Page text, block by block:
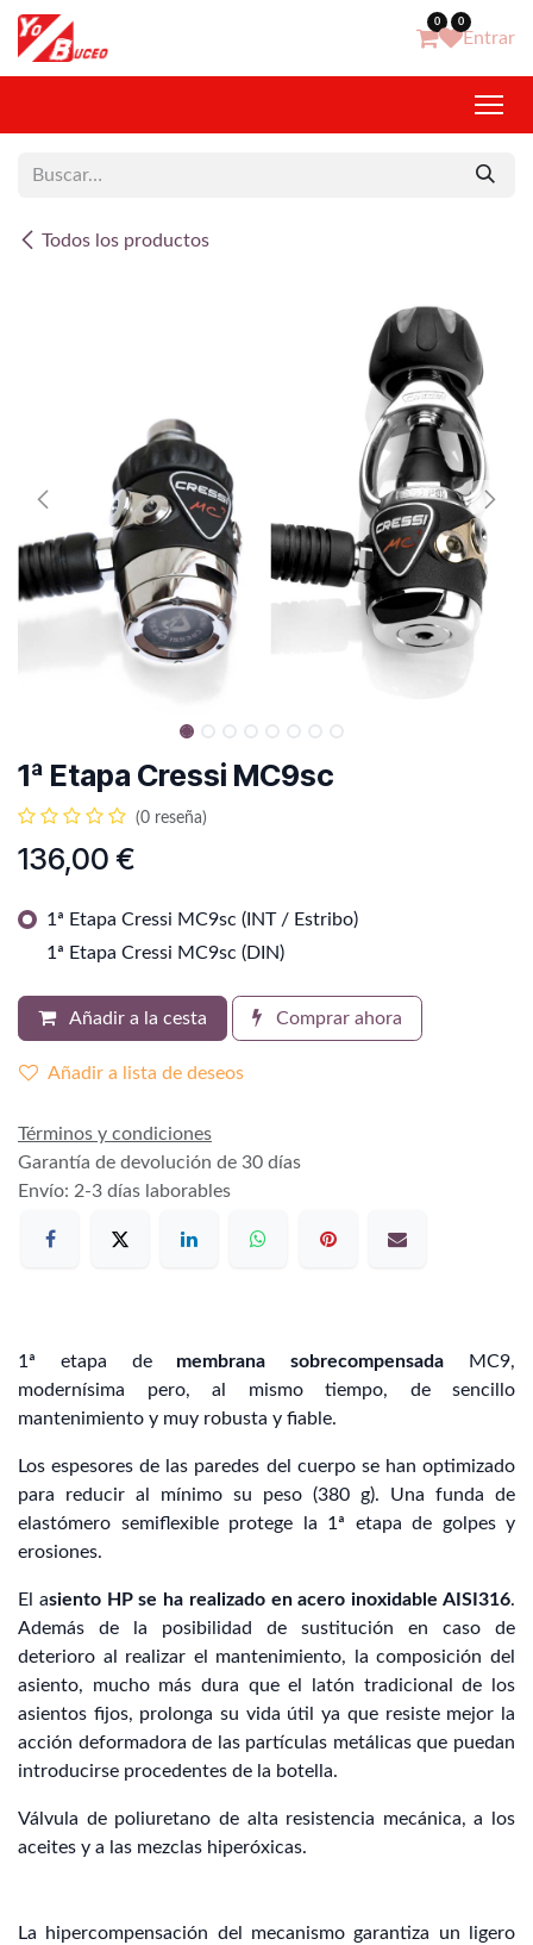
Ir al contenido 0 0
Entrar
Todos los productos
1ª Etapa Cressi MC9sc
(0 reseña)
136,00 €
1ª Etapa Cressi MC9sc (INT / Estribo)
1ª Etapa Cressi MC9sc (DIN)
Añadir a la cesta Comprar ahora
Añadir a lista de deseos
Términos y condiciones
Garantía de devolución de 30 días
Envío: 2-3 días laborables
1ª etapa de membrana sobrecompensada MC9,
modernísima pero, al mismo tiempo, de sencillo
mantenimiento y muy robusta y fiable.
Los espesores de las paredes del cuerpo se han optimizado
para reducir al mínimo su peso (380 g). Una funda de
elastómero semiflexible protege la 1ª etapa de golpes y
erosiones.
El asiento HP se ha realizado en acero inoxidable AISI316.
Además de la posibilidad de sustitución en caso de
deterioro al realizar el mantenimiento, la composición del
asiento, mucho más dura que el latón tradicional de los
asientos fijos, prolonga su vida útil ya que resiste mejor la
acción deformadora de las partículas metálicas que puedan
introducirse procedentes de la botella.
Válvula de poliuretano de alta resistencia mecánica, a los
aceites y a las mezclas hiperóxicas.
La hipercompensación del mecanismo garantiza un ligero